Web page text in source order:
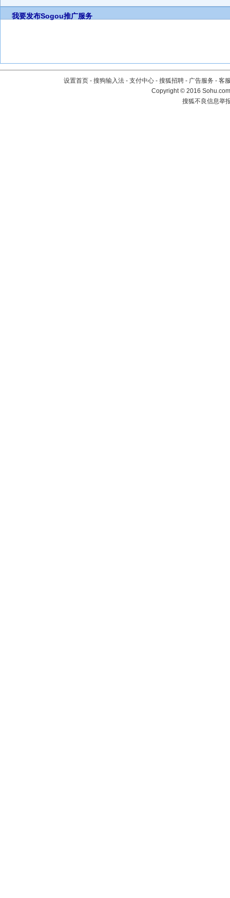
我要发布Sogou推广服务
设置首页 - 搜狗输入法 - 支付中心 - 搜狐招聘 - 广告服务 - 客
Copyright©2016
搜狐不良信息举